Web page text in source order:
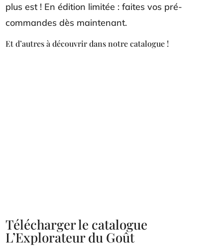
plus est ! En édition limitée : faites vos pré-
commandes dès maintenant.
Et d’autres à découvrir dans notre catalogue !
Télécharger le catalogue
L’Explorateur du Goût